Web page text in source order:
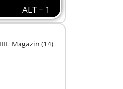
Magazin (14)